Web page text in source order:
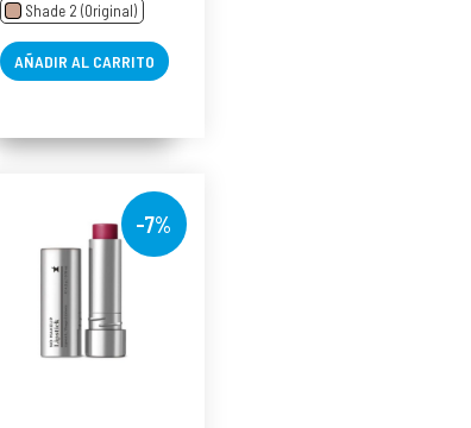
Shade 2 (Original)
AÑADIR AL CARRITO
-7%